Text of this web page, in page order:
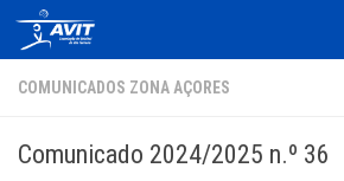
Skip to content
COMUNICADOS ZONA AÇORES
Comunicado 2024/2025 n.º 36